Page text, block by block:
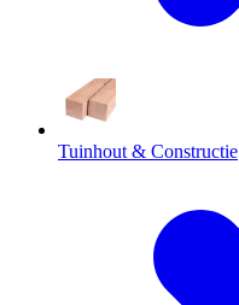
Tuinhout & Constructie